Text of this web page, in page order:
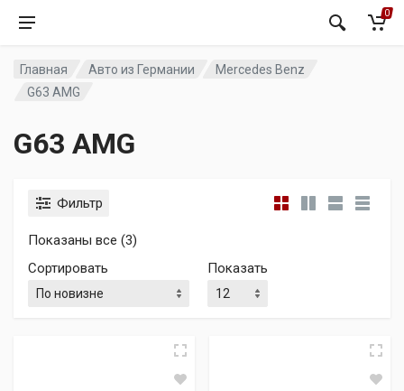
0
Главная Авто из Германии
Mercedes Benz
G63 AMG
G63 AMG
Фильтр
Показаны все (3)
Сортировать
Показать